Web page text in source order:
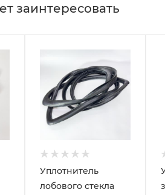
заинтересовать
Уплотнитель
лобового стекла